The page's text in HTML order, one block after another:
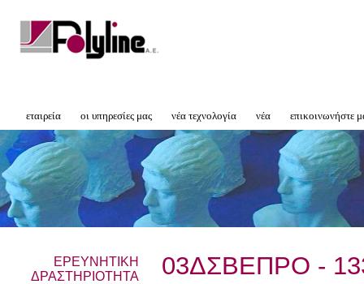
εταιρεία οι υπηρεσίες μας νέα τεχνολογία νέα επικοινωνήστε
ΕΡΕΥΝΗΤΙΚΗ
ΔΡΑΣΤΗΡΙΟΤΗΤΑ
03ΔΣΒΕΠΡΟ -